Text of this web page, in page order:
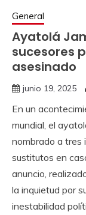
General
Ayatolá
sucesores
asesinado
junio 19, 2025
En un
mundial, el
nombrado a tres
sustitutos en
anuncio,
la inquietud por
inestabilidad